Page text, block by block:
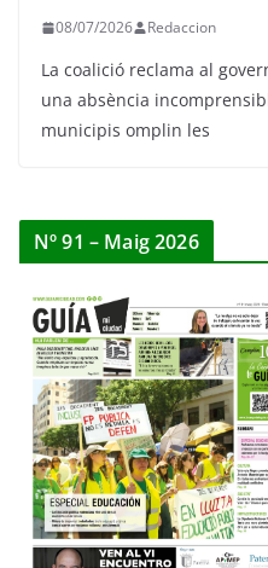
08/07/2026 Redaccion
La coalició reclama al
una absència
municipis omplin les
Nº 91 – Maig 2026